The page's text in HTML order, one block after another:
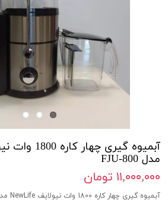
مدل FJU-800
۱۱,۰۰۰,۰۰۰ تومان
آبمیوه گیری چهار کاره 1800 وات نیولایف NewLife مدل FJU-800